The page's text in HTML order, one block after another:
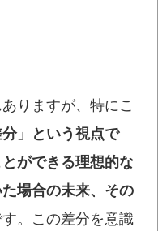
りますが、特にこ
分」という視点で
ができる理想的な
場合の未来、その
す。この差分を意識